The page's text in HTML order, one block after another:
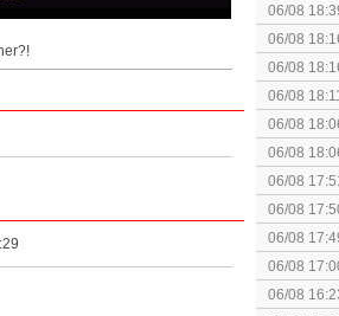
06/08
06/08
06/08
06/08
Wildlands
06/08
06/08
06/08
06/08
06/08
06/08
06/08